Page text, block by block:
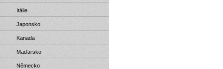
Itálie
Japonsko
Kanada
Maďarsko
Německo